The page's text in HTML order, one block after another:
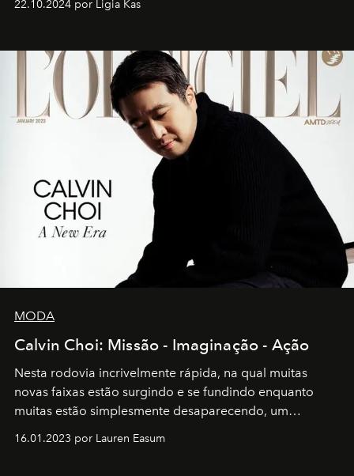
22.10.2024 por Ligia Kas
MODA
Calvin Choi: Missão - Imaginação - Ação
Nesta rodovia incrivelmente rápida, na qual muitas
novas faixas estão surgindo e se fundindo enquanto
muitas estão simplesmente desaparecendo, um
transportador AMTD abrindo caminho para muitos
16.01.2023 por Lauren Easum